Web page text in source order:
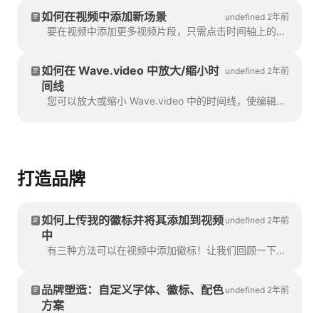
如何在视频中添加新场景 undefined 2年前
要在视频中添加更多视频片段，只需点击时间轴上的加号图标。这将显示所有选项。要删除视频片段，只需点击时间轴上的加号图标。
如何在 Wave.video 中放大/缩小时
间线
undefined 2年前
您可以放大或缩小 Wave.video 中的时间线，使编辑过程更方便、更精确。该功能可在时间轴下方找到。
打造品牌
如何上传我的徽标并将其添加到视频
中
undefined 2年前
有三种方法可以在视频中添加徽标！让我们回顾一下每种方法，并考虑其利弊！如果您打算在视频中使用该徽标，那么您可以在视频中使用该徽标......
品牌塑造：自定义字体、徽标、配色
方案
undefined 2年前